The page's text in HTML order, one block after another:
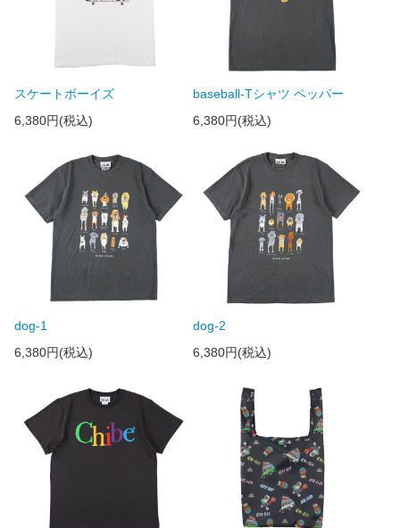
スケートボーイズ
6,380円(税込)
baseball-Tシャツ ペッパー
6,380円(税込)
dog-1
6,380円(税込)
dog-2
6,380円(税込)